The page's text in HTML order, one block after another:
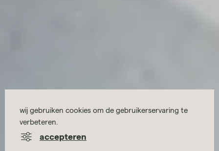
wij gebruiken cookies om de gebruikerservaring te
verbeteren.
accepteren